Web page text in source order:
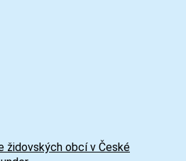
židovských obcí v České